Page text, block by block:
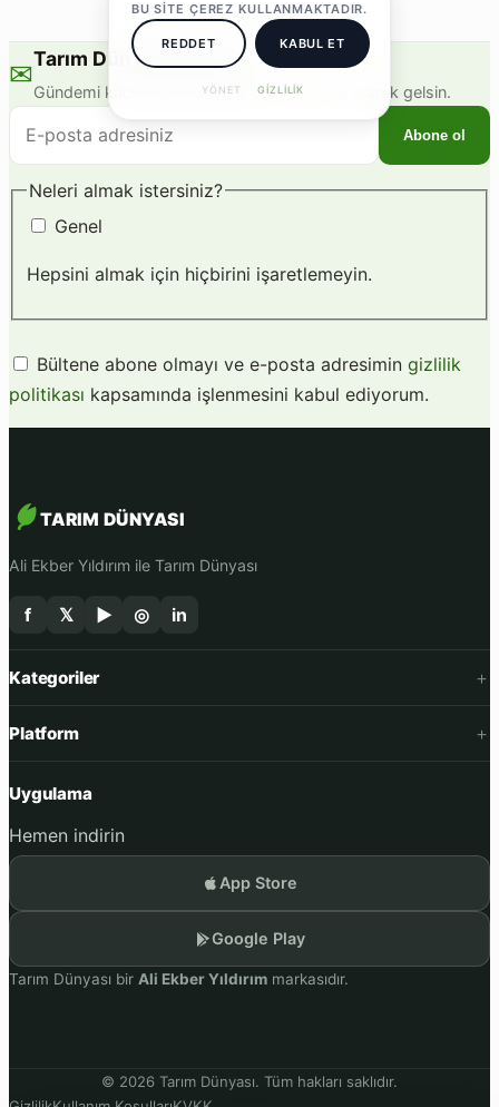
✉Tarım Dünyası Bülteni
Gündemi kaçırmayın, düzenli özet e-posta olarak gelsin.
E-
posta
adresiniz
Abone ol
Neleri almak istersiniz?
Genel
Hepsini almak için hiçbirini işaretlemeyin.
Bültene abone olmayı ve e-posta adresimin gizlilik
politikası kapsamında işlenmesini kabul ediyorum.
TARIM DÜNYASI
Ali Ekber Yıldırım ile Tarım Dünyası
f 𝕏 ▶ ◎ in
Kategoriler
Platform
Uygulama
Hemen indirin
App Store
Google Play
Tarım Dünyası bir Ali Ekber Yıldırım markasıdır.
© 2026 Tarım Dünyası. Tüm hakları saklıdır.
BU SITE ÇEREZ KULLANMAKTADIR.
REDDET
YÖNET
KABUL ET
GIZLILIK